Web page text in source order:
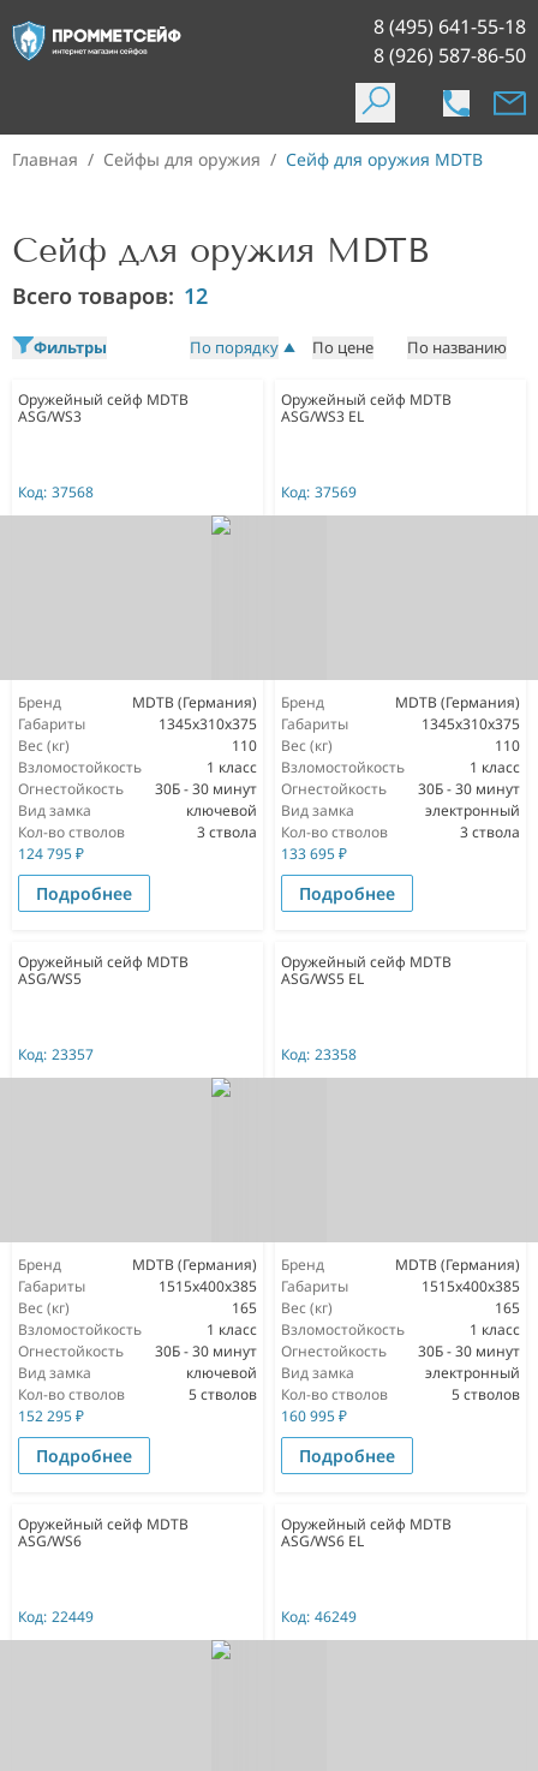
8 (495) 641-55-18
8 (926) 587-86-50
Главная / Сейфы для оружия / Сейф для оружия MDTB
Сейф для оружия MDTB
Всего товаров: 12
Фильтры По порядку По цене По названию
Оружейный сейф MDTB
ASG/WS3
Код: 37568
Бренд
MDTB (Германия)
Габариты
1345х310х375
Вес (кг)
110
Взломостойкость
1 класс
Огнестойкость
30Б - 30 минут
Вид замка
ключевой
Кол-во стволов
3 ствола
124 795₽
Подробнее
Оружейный сейф MDTB
ASG/WS3 EL
Код: 37569
Бренд
MDTB (Германия)
Габариты
1345х310х375
Вес (кг)
110
Взломостойкость
1 класс
Огнестойкость
30Б - 30 минут
Вид замка
электронный
Кол-во стволов
3 ствола
133 695₽
Подробнее
Оружейный сейф MDTB
ASG/WS5
Код: 23357
Бренд
MDTB (Германия)
Габариты
1515х400х385
Вес (кг)
165
Взломостойкость
1 класс
Огнестойкость
30Б - 30 минут
Вид замка
ключевой
Кол-во стволов
5 стволов
152 295₽
Подробнее
Оружейный сейф MDTB
ASG/WS5 EL
Код: 23358
Бренд
MDTB (Германия)
Габариты
1515х400х385
Вес (кг)
165
Взломостойкость
1 класс
Огнестойкость
30Б - 30 минут
Вид замка
электронный
Кол-во стволов
5 стволов
160 995₽
Подробнее
Оружейный сейф MDTB
ASG/WS6
Код: 22449
Оружейный сейф MDTB
ASG/WS6 EL
Код: 46249